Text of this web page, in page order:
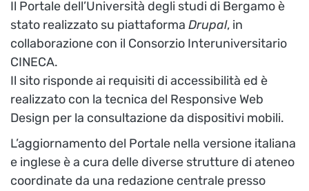
Il Portale dell’Università degli studi di Bergamo è
stato realizzato su piattaforma Drupal, in
collaborazione con il Consorzio Interuniversitario
CINECA.
Il sito risponde ai requisiti di accessibilità ed è
realizzato con la tecnica del Responsive Web
Design per la consultazione da dispositivi mobili.
L’aggiornamento del Portale nella versione italiana
e inglese è a cura delle diverse strutture di ateneo
coordinate da una redazione centrale presso